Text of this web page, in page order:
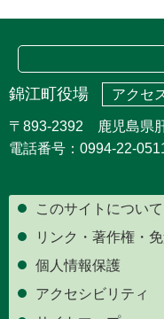
錦江町役場 アクセ
〒893-2392 鹿児島県
電話番号：0994-22-
このサイトについて
リンク・著作権・
個人情報保護
アクセシビリティ